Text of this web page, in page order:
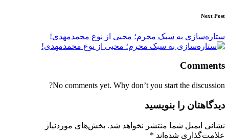
Next Post
ستاره‌سازی به سبک محرم؛ محبی از نوع محمدمهدی!
Comments
No comments yet. Why don’t you start the discussion?
دیدگاهتان را بنویسید
نشانی ایمیل شما منتشر نخواهد شد. بخش‌های موردنیاز
علامت‌گذاری شده‌اند *